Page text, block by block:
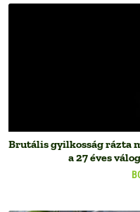
Brutális gyilkosság rázta
a 27 éves